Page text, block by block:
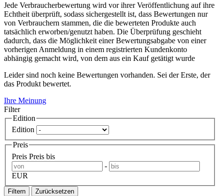
Jede Verbraucherbewertung wird vor ihrer Veröffentlichung auf ihre
Echtheit überprüft, sodass sichergestellt ist, dass Bewertungen nur
von Verbrauchern stammen, die die bewerteten Produkte auch
tatsächlich erworben/genutzt haben. Die Überprüfung geschieht
dadurch, dass die Möglichkeit einer Bewertungsabgabe von einer
vorherigen Anmeldung in einem registrierten Kundenkonto
abhängig gemacht wird, von dem aus ein Kauf getätigt wurde
Leider sind noch keine Bewertungen vorhanden. Sei der Erste, der
das Produkt bewertet.
Ihre Meinung
Filter
Edition
Edition
Preis
Preis Preis bis
-
EUR
Filtern Zurücksetzen